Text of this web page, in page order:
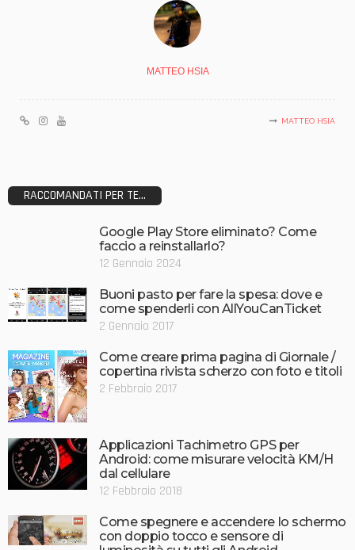
MATTEO HSIA
MATTEO HSIA
RACCOMANDATI PER TE...
Google Play Store eliminato? Come
faccio a reinstallarlo?
12 Gennaio 2024
Buoni pasto per fare la spesa: dove e
come spenderli con AllYouCanTicket
2 Gennaio 2017
Come creare prima pagina di Giornale /
copertina rivista scherzo con foto e titoli
2 Febbraio 2017
Applicazioni Tachimetro GPS per
Android: come misurare velocità KM/H
dal cellulare
12 Febbraio 2018
Come spegnere e accendere lo schermo
con doppio tocco e sensore di